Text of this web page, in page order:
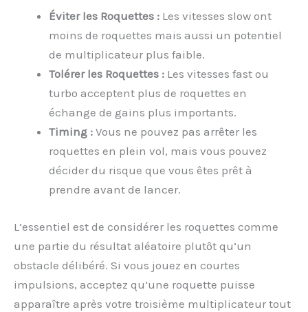
Éviter les Roquettes : Les vitesses slow ont
moins de roquettes mais aussi un potentiel
de multiplicateur plus faible.
Tolérer les Roquettes : Les vitesses fast ou
turbo acceptent plus de roquettes en
échange de gains plus importants.
Timing : Vous ne pouvez pas arrêter les
roquettes en plein vol, mais vous pouvez
décider du risque que vous êtes prêt à
prendre avant de lancer.
L’essentiel est de considérer les roquettes comme
une partie du résultat aléatoire plutôt qu’un
obstacle délibéré. Si vous jouez en courtes
impulsions, acceptez qu’une roquette puisse
apparaître après votre troisième multiplicateur tout